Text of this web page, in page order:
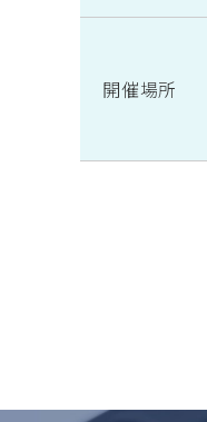
開催場所